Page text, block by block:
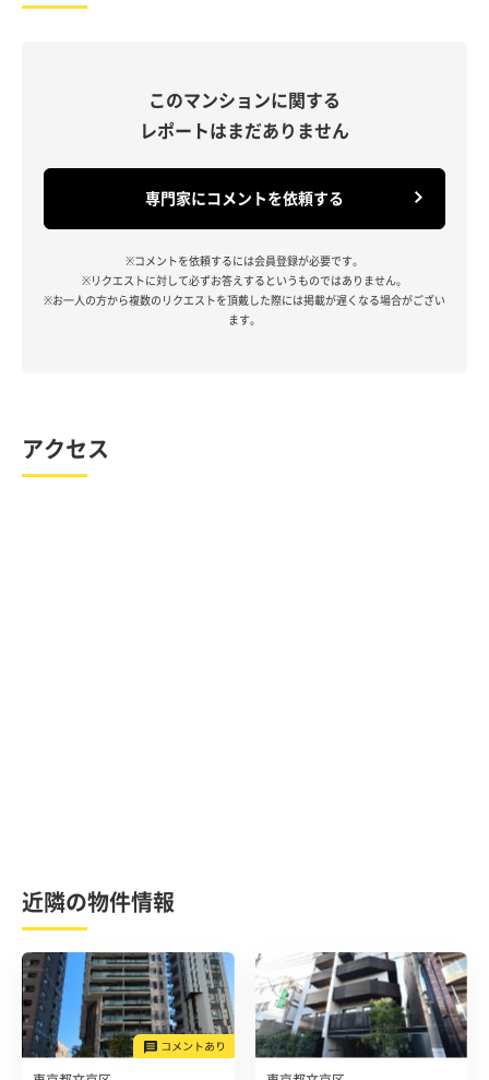
このマンションに関する
レポートはまだありません
専門家にコメントを依頼する
※コメントを依頼するには会員登録が必要です。
※リクエストに対して必ずお答えするというものではありません。
※お一人の方から複数のリクエストを頂戴した際には掲載が遅くなる場合がござい
ます。
アクセス
近隣の物件情報